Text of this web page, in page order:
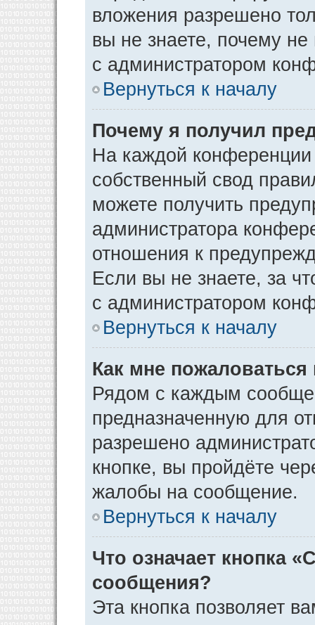
вложения разрешено
вы не знаете, почему
с администратором
Вернуться к началу
Почему я получил
На каждой конференции
собственный свод
можете получить
администратора
отношения к
Если вы не знаете, за
с администратором
Вернуться к началу
Как мне
Рядом с каждым
предназначенную для
разрешено
кнопке, вы пройдёте
жалобы на сообщение.
Вернуться к началу
Что означает кнопка
сообщения?
Эта кнопка позволяет